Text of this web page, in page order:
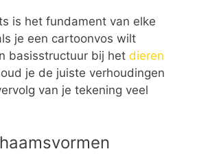
is het fundament van elke
je een cartoonvos wilt
basisstructuur bij het dieren
je de juiste verhoudingen
van je tekening veel